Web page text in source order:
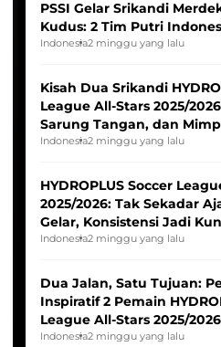
PSSI Gelar Srikandi
Kudus: 2 Tim Putri
Tim Asia
Indonesia2 minggu yang lalu
Kisah Dua Srikandi
League All-Stars 2025/
Sarung Tangan, dan
Pernah Padam
Indonesia2 minggu yang lalu
HYDROPLUS Soccer
2025/2026: Tak Sekadar
Gelar, Konsistensi Jadi
Indonesia2 minggu yang lalu
Dua Jalan, Satu Tujuan:
Inspiratif 2 Pemain
League All-Stars 2025/
Seleksi Timnas Indonesia
Indonesia2 minggu yang lalu